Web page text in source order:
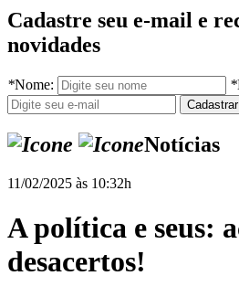
Cadastre seu e-mail e
novidades
*Nome: *
Notícias
11/02/2025 às 10:32h
A política e seus:
desacertos!